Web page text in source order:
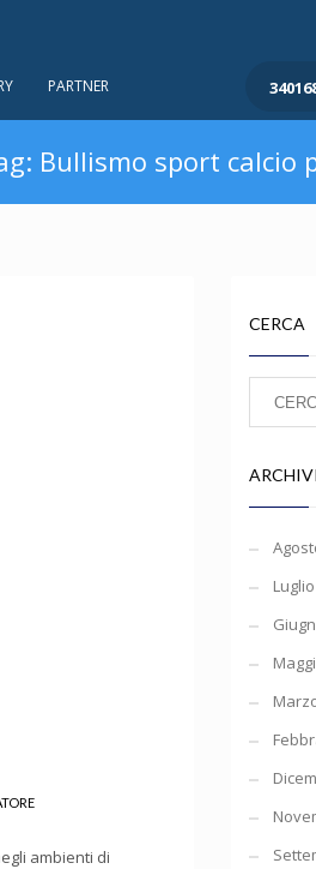
PARTNER
Bullismo sport calcio
ambienti di
CERCA
ARCHIVI